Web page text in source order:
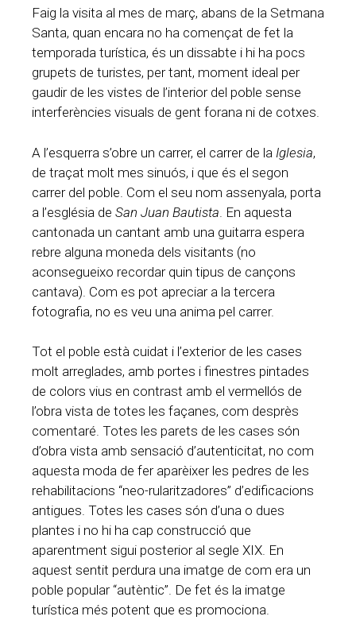
Faig la visita al mes de març, abans de la Setmana
Santa, quan encara no ha començat de fet la
temporada turística, és un dissabte i hi ha pocs
grupets de turistes, per tant, moment ideal per
gaudir de les vistes de l’interior del poble sense
interferències visuals de gent forana ni de cotxes.
A l’esquerra s’obre un carrer, el carrer de la Iglesia,
de traçat molt mes sinuós, i que és el segon
carrer del poble. Com el seu nom assenyala, porta
a l’església de San Juan Bautista . En aquesta
cantonada un cantant amb una guitarra espera
rebre alguna moneda dels visitants (no
aconsegueixo recordar quin tipus de cançons
cantava). Com es pot apreciar a la tercera
fotografia, no es veu una anima pel carrer.
Tot el poble està cuidat i l’exterior de les cases
molt arreglades, amb portes i finestres pintades
de colors vius en contrast amb el vermellós de
l’obra vista de totes les façanes, com desprès
comentaré. Totes les parets de les cases són
d’obra vista amb sensació d’autenticitat, no com
aquesta moda de fer aparèixer les pedres de les
rehabilitacions “neo-rularitzadores” d’edificacions
antigues. Totes les cases són d’una o dues
plantes i no hi ha cap construcció que
aparentment sigui posterior al segle XIX. En
aquest sentit perdura una imatge de com era un
poble popular “autèntic”. De fet és la imatge
turística més potent que es promociona.